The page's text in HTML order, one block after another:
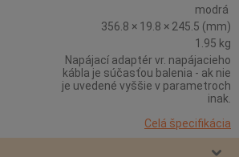
modrá
356.8 × 19.8 × 245.5 (mm)
1.95 kg
Napájací adaptér vr. napájacieho
kábla je súčasťou balenia - ak nie
je uvedené vyššie v parametroch
inak.
Celá špecifikácia